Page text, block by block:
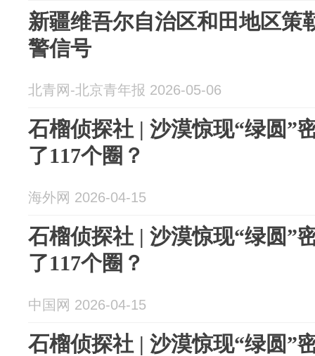
新疆维吾尔自治区和田地区策
警信号
北青网-北京青年报 2026-05-06
石榴侦探社 | 沙漠惊现“绿圆”
了117个圈？
海外网 2026-04-15
石榴侦探社 | 沙漠惊现“绿圆”
了117个圈？
中国网 2026-04-15
石榴侦探社 | 沙漠惊现“绿圆”